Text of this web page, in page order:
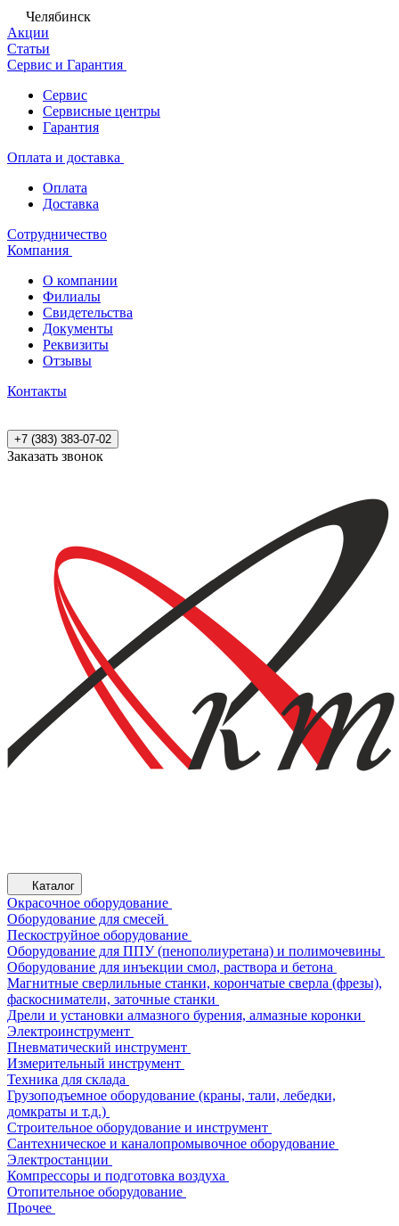
Челябинск
Акции
Статьи
Сервис и Гарантия
Сервис
Сервисные центры
Гарантия
Оплата и доставка
Оплата
Доставка
Сотрудничество
Компания
О компании
Филиалы
Свидетельства
Документы
Реквизиты
Отзывы
Контакты
+7 (383) 383-07-02
Заказать звонок
Каталог
Окрасочное оборудование
Оборудование для смесей
Пескоструйное оборудование
Оборудование для ППУ (пенополиуретана) и полимочевины
Оборудование для инъекции смол, раствора и бетона
Магнитные сверлильные станки, корончатые сверла (фрезы),
фаскосниматели, заточные станки
Дрели и установки алмазного бурения, алмазные коронки
Электроинструмент
Пневматический инструмент
Измерительный инструмент
Техника для склада
Грузоподъемное оборудование (краны, тали, лебедки,
домкраты и т.д.)
Строительное оборудование и инструмент
Сантехническое и каналопромывочное оборудование
Электростанции
Компрессоры и подготовка воздуха
Отопительное оборудование
Прочее